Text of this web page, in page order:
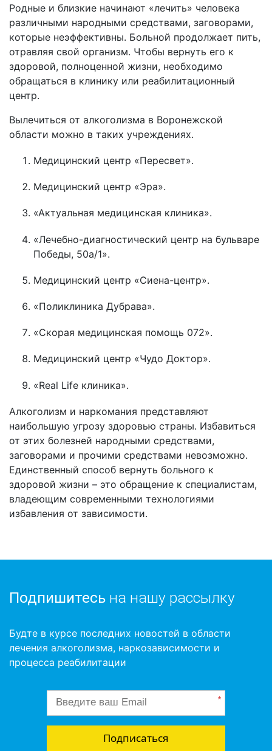
Родные и близкие начинают «лечить» человека
различными народными средствами, заговорами,
которые неэффективны. Больной продолжает пить,
отравляя свой организм. Чтобы вернуть его к
здоровой, полноценной жизни, необходимо
обращаться в клинику или реабилитационный
центр.
Вылечиться от алкоголизма в Воронежской
области можно в таких учреждениях.
Медицинский центр «Пересвет».
Медицинский центр «Эра».
«Актуальная медицинская клиника».
«Лечебно-диагностический центр на бульваре
Победы, 50а/1».
Медицинский центр «Сиена-центр».
«Поликлиника Дубрава».
«Скорая медицинская помощь 072».
Медицинский центр «Чудо Доктор».
«Real Life клиника».
Алкоголизм и наркомания представляют
наибольшую угрозу здоровью страны. Избавиться
от этих болезней народными средствами,
заговорами и прочими средствами невозможно.
Единственный способ вернуть больного к
здоровой жизни – это обращение к специалистам,
владеющим современными технологиями
избавления от зависимости.
Подпишитесь на нашу рассылку
Будте в курсе последних новостей в области
лечения алкоголизма, наркозависимости и
процесса реабилитации
*
Подписаться